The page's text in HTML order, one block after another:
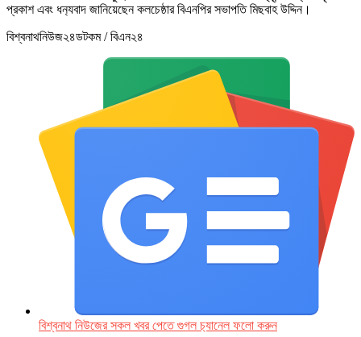
প্রকাশ এবং ধন‌্যবাদ জানিয়েছেন কলচেষ্ঠার বিএনপির সভাপতি মিছবাহ উদ্দিন।
বিশ্বনাথনিউজ২৪ডটকম / বিএন২৪
বিশ্বনাথ নিউজের সকল খবর পেতে গুগল চ‌্যানেল ফলো করুন